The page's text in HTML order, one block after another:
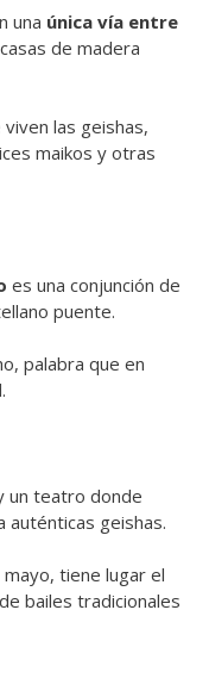
una única vía entre
de madera
las geishas,
maikos y otras
es una conjunción de
puente.
palabra que en
un teatro donde
auténticas geishas.
tiene lugar el
bailes tradicionales